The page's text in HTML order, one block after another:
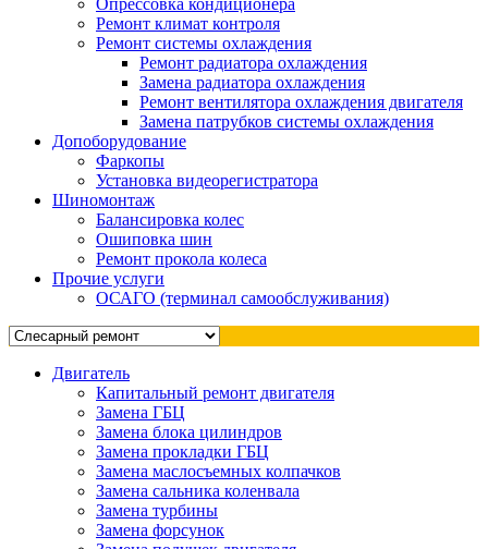
Ремонт климат контроля
Ремонт системы охлаждения
Ремонт радиатора охлаждения
Замена радиатора охлаждения
Ремонт вентилятора охлаждения двигателя
Замена патрубков системы охлаждения
Допоборудование
Фаркопы
Установка видеорегистратора
Шиномонтаж
Балансировка колес
Ошиповка шин
Ремонт прокола колеса
Прочие услуги
ОСАГО (терминал самообслуживания)
Двигатель
Капитальный ремонт двигателя
Замена ГБЦ
Замена блока цилиндров
Замена прокладки ГБЦ
Замена маслосъемных колпачков
Замена сальника коленвала
Замена турбины
Замена форсунок